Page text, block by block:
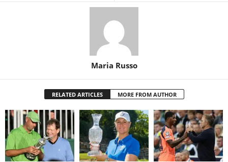
Maria Russo
RELATED ARTICLES MORE FROM AUTHOR